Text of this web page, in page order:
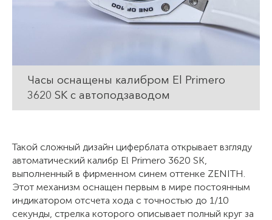
Часы оснащены калибром El Primero
3620 SK с автоподзаводом
Такой сложный дизайн циферблата открывает взгляду
автоматический калибр El Primero 3620 SK,
выполненный в фирменном синем оттенке ZENITH.
Этот механизм оснащен первым в мире постоянным
индикатором отсчета хода с точностью до 1/10
секунды, стрелка которого описывает полный круг за